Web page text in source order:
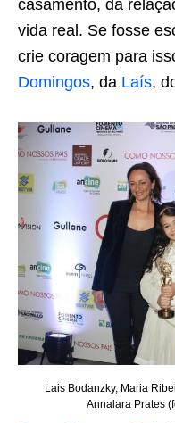
casamento, da
vida real. Se fosse
crie coragem para
Domingos, da Laís,
Lais Bodanzky, Maria
Annalara Prates